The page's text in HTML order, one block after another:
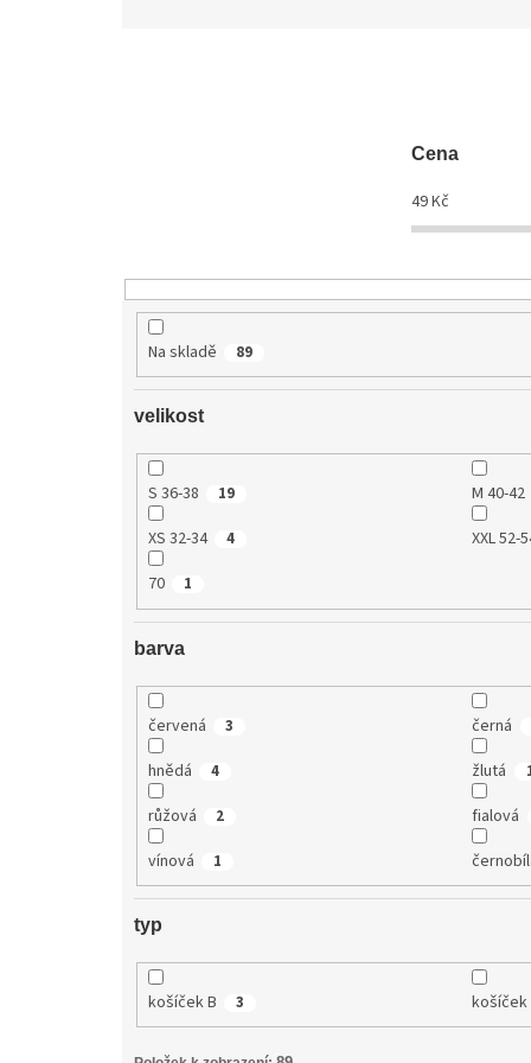
t
ů
Cena
49Kč
Na skladě 89
velikost
S 36-38 19 M 40-42
XS 32-34 4 XXL 52-
70 1
barva
červená 3 černá
hnědá 4 žlutá
růžová 2 fialová
vínová 1
typ
košíček B 3 košíček